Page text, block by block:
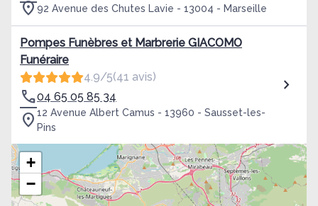
92 Avenue des Chutes Lavie - 13004 - Marseille
Pompes Funèbres et Marbrerie GIACOMO
Funéraire
4.9/5(41 avis)
04 65 05 85 34
12 Avenue Albert Camus - 13960 - Sausset-les-
Pins
+
−